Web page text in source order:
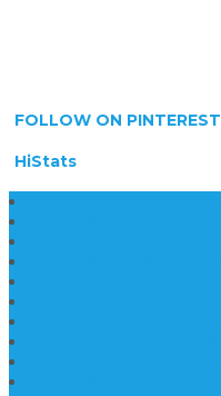
FOLLOW ON PINTEREST
HiStats